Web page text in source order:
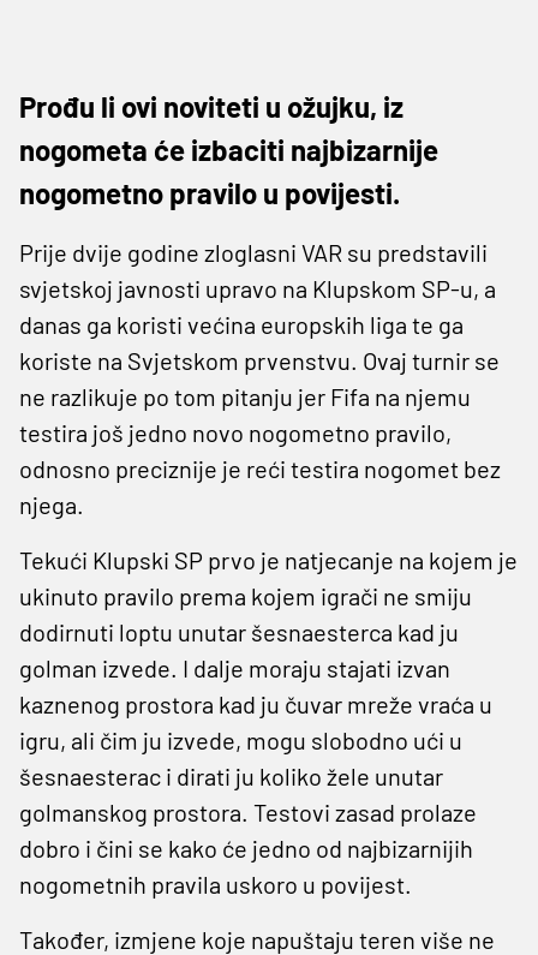
Prođu li ovi noviteti u ožujku, iz
nogometa će izbaciti najbizarnije
nogometno pravilo u povijesti.
Prije dvije godine zloglasni VAR su predstavili
svjetskoj javnosti upravo na Klupskom SP-u, a
danas ga koristi većina europskih liga te ga
koriste na Svjetskom prvenstvu. Ovaj turnir se
ne razlikuje po tom pitanju jer Fifa na njemu
testira još jedno novo nogometno pravilo,
odnosno preciznije je reći testira nogomet bez
njega.
Tekući Klupski SP prvo je natjecanje na kojem je
ukinuto pravilo prema kojem igrači ne smiju
dodirnuti loptu unutar šesnaesterca kad ju
golman izvede. I dalje moraju stajati izvan
kaznenog prostora kad ju čuvar mreže vraća u
igru, ali čim ju izvede, mogu slobodno ući u
šesnaesterac i dirati ju koliko žele unutar
golmanskog prostora. Testovi zasad prolaze
dobro i čini se kako će jedno od najbizarnijih
nogometnih pravila uskoro u povijest.
Također, izmjene koje napuštaju teren više ne